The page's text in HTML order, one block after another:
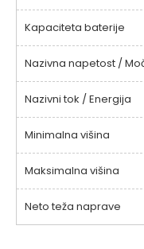
Kapaciteta baterije
Nazivna napetost /
Nazivni tok / Energija
Minimalna višina
Maksimalna višina
Neto teža naprave